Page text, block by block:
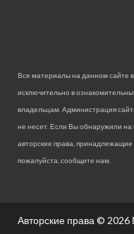
Все материалы на данном сайте
исключительно в
владельцам. Администрация
не несет. Если Вы обнаружили
авторские права,
пожалуйста, сообщите нам.
Авторские права © 2026